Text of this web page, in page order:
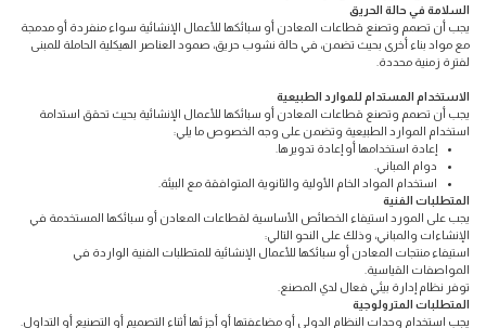
السلامة في حالة الحريق
يجب أن تصمم وتصنع قطاعات المعادن أو سبائكها للأعمال الإنشائية سواء منفردة أو مدمجة
مع مواد بناء أخرى بحيث تضمن، في حالة نشوب حريق، صمود العناصر الهيكلية الحاملة للمبنى
لفترة زمنية محددة.
الاستخدام المستدام للموارد الطبيعية
يجب أن تصمم وتصنع قطاعات المعادن أو سبائكها للأعمال الإنشائية بحيث تحقق استدامة
استخدام الموارد الطبيعية وتضمن على وجه الخصوص ما يلي:
إعادة استخدامها أو إعادة تدويرها.
دوام المباني.
استخدام المواد الخام الأولية والثانوية المتوافقة مع البيئة.
المتطلبات الفنية
يجب على المورد استيفاء الخصائص الأساسية لقطاعات المعادن أو سبائكها المستخدمة في
الإنشاءات والمباني، وذلك على النحو التالي:
استيفاء منتجات المعادن أو سبائكها للأعمال الإنشائية للمتطلبات الفنية الواردة في
المواصفات القياسية.
توفر نظام إدارة بيئي فعال لدي المصنع.
المتطلبات المترولوجية
يجب استخدام وحدات النظام الدولي أو مضاعفتها أو أجزئها أثناء التصميم أو التصنيع أو التداول.